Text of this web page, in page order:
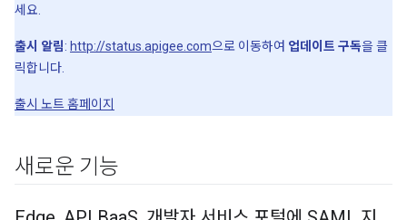
세요.
출시 알림: http://status.apigee.com으로 이동하여 업데이트 구독을 클
릭합니다.
출시 노트 홈페이지
새로운 기능